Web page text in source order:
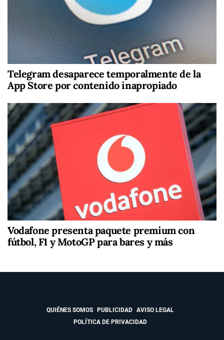
Telegram desaparece temporalmente de la
App Store por contenido inapropiado
Vodafone presenta paquete premium con
fútbol, F1 y MotoGP para bares y más
QUIÉNES SOMOS PUBLICIDAD
AVISO LEGAL
POLÍTICA DE PRIVACIDAD